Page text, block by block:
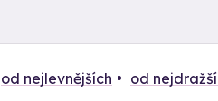
od nejlevnějších od